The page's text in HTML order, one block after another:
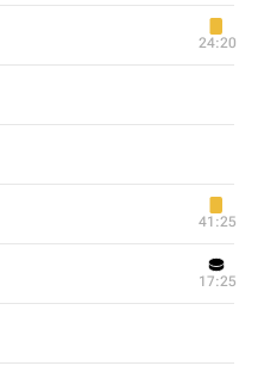
24:20
41:25
17:25